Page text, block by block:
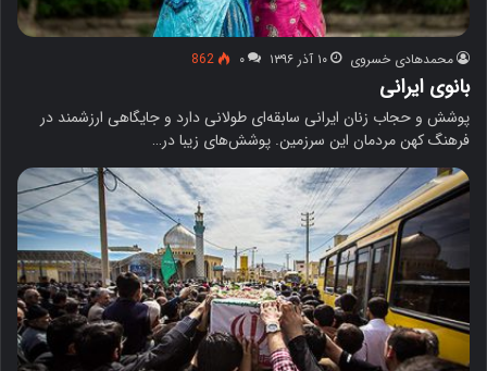
محمدهادی خسروی ۱۰ آذر ۱۳۹۶ ۰ 862
بانوی ایرانی
پوشش و حجاب زنان ایرانی سابقه‌ای طولانی دارد و جایگاهی ارزشمند در
فرهنگ کهن مردمان این سرزمین. پوشش‌های زیبا در…